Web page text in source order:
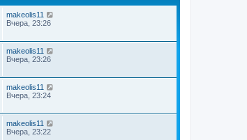
makeolis11
Вчера, 23:26
makeolis11
Вчера, 23:26
makeolis11
Вчера, 23:24
makeolis11
Вчера, 23:22